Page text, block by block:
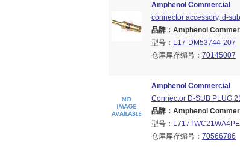
Amphenol Commercial
connector accessory, d-
品牌：Amphenol
型号： L17-DM53744-207
仓库库存编号： 70145007
Amphenol Commercial
Connector D-SUB PLUG
品牌：Amphenol
型号：
仓库库存编号： 70566786